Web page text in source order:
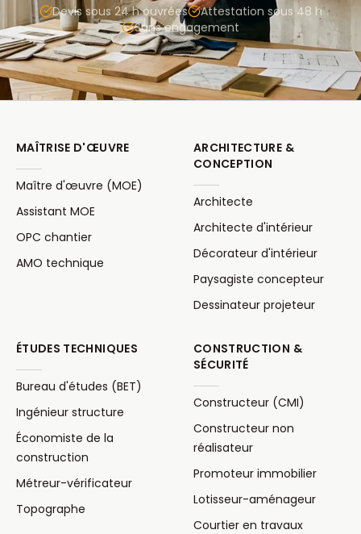
Devis sous 24 h ouvrées
Attestation sous 48 h
Sans engagement
MAÎTRISE D'ŒUVRE
Maître d'œuvre (MOE)
Assistant MOE
OPC chantier
AMO technique
ARCHITECTURE &
CONCEPTION
Architecte
Architecte d'intérieur
Décorateur d'intérieur
Paysagiste concepteur
Dessinateur projeteur
ÉTUDES TECHNIQUES
Bureau d'études (BET)
Ingénieur structure
Économiste de la
construction
Métreur-vérificateur
Topographe
CONSTRUCTION &
SÉCURITÉ
Constructeur (CMI)
Constructeur non
réalisateur
Promoteur immobilier
Lotisseur-aménageur
Courtier en travaux